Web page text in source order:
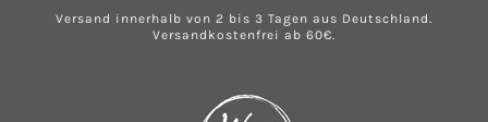
zumVersand innerhalb von 2 bis 3 Tagen aus Deutschland.
Versandkostenfrei ab 60€.